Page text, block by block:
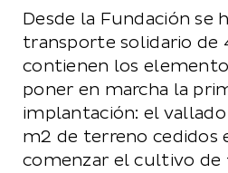
Desde la Fundación se
transporte solidario de
contienen los
poner en marcha la
implantación: el
m2 de terreno cedidos
comenzar el cultivo de